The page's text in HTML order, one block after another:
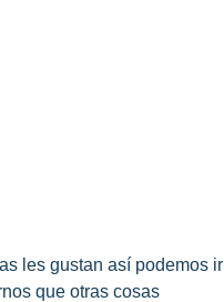
les gustan así podemos ir
que otras cosas